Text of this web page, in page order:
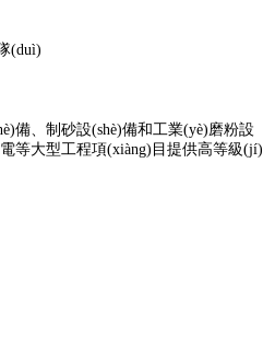
(duì)
備、制砂設(shè)備和工業(yè)磨粉設
、水電等大型工程項(xiàng)目提供高等級(jí)